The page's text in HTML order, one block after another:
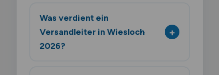
Was verdient ein
Versandleiter in Wiesloch
2026?